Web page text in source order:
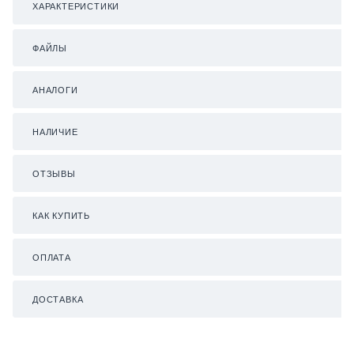
ХАРАКТЕРИСТИКИ
ФАЙЛЫ
АНАЛОГИ
НАЛИЧИЕ
ОТЗЫВЫ
КАК КУПИТЬ
ОПЛАТА
ДОСТАВКА